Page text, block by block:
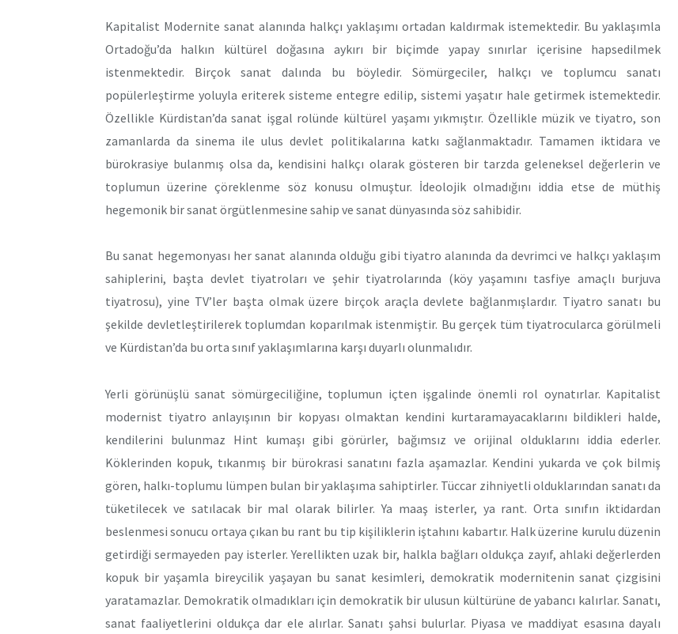
Kapitalist Modernite sanat alanında halkçı yaklaşımı ortadan kaldırmak istemektedir. Bu yaklaşımla
Ortadoğu’da halkın kültürel doğasına aykırı bir biçimde yapay sınırlar içerisine hapsedilmek
istenmektedir. Birçok sanat dalında bu böyledir. Sömürgeciler, halkçı ve toplumcu sanatı
popülerleştirme yoluyla eriterek sisteme entegre edilip, sistemi yaşatır hale getirmek istemektedir.
Özellikle Kürdistan’da sanat işgal rolünde kültürel yaşamı yıkmıştır. Özellikle müzik ve tiyatro, son
zamanlarda da sinema ile ulus devlet politikalarına katkı sağlanmaktadır. Tamamen iktidara ve
bürokrasiye bulanmış olsa da, kendisini halkçı olarak gösteren bir tarzda geleneksel değerlerin ve
toplumun üzerine çöreklenme söz konusu olmuştur. İdeolojik olmadığını iddia etse de müthiş
hegemonik bir sanat örgütlenmesine sahip ve sanat dünyasında söz sahibidir.
Bu sanat hegemonyası her sanat alanında olduğu gibi tiyatro alanında da devrimci ve halkçı yaklaşım
sahiplerini, başta devlet tiyatroları ve şehir tiyatrolarında (köy yaşamını tasfiye amaçlı burjuva
tiyatrosu), yine TV’ler başta olmak üzere birçok araçla devlete bağlanmışlardır. Tiyatro sanatı bu
şekilde devletleştirilerek toplumdan koparılmak istenmiştir. Bu gerçek tüm tiyatrocularca görülmeli
ve Kürdistan’da bu orta sınıf yaklaşımlarına karşı duyarlı olunmalıdır.
Yerli görünüşlü sanat sömürgeciliğine, toplumun içten işgalinde önemli rol oynatırlar. Kapitalist
modernist tiyatro anlayışının bir kopyası olmaktan kendini kurtaramayacaklarını bildikleri halde,
kendilerini bulunmaz Hint kumaşı gibi görürler, bağımsız ve orijinal olduklarını iddia ederler.
Köklerinden kopuk, tıkanmış bir bürokrasi sanatını fazla aşamazlar. Kendini yukarda ve çok bilmiş
gören, halkı-toplumu lümpen bulan bir yaklaşıma sahiptirler. Tüccar zihniyetli olduklarından sanatı da
tüketilecek ve satılacak bir mal olarak bilirler. Ya maaş isterler, ya rant. Orta sınıfın iktidardan
beslenmesi sonucu ortaya çıkan bu rant bu tip kişiliklerin iştahını kabartır. Halk üzerine kurulu düzenin
getirdiği sermayeden pay isterler. Yerellikten uzak bir, halkla bağları oldukça zayıf, ahlaki değerlerden
kopuk bir yaşamla bireycilik yaşayan bu sanat kesimleri, demokratik modernitenin sanat çizgisini
yaratamazlar. Demokratik olmadıkları için demokratik bir ulusun kültürüne de yabancı kalırlar. Sanatı,
sanat faaliyetlerini oldukça dar ele alırlar. Sanatı şahsi bulurlar. Piyasa ve maddiyat esasına dayalı